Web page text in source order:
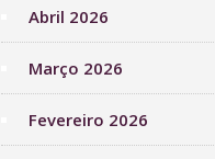
Abril 2026
Março 2026
Fevereiro 2026